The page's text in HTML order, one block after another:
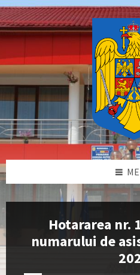
Skip
to
content
Skip
to
left
sidebar
Skip
to
right
sidebar
Skip
to
footer
Hotararea nr.
numarului de